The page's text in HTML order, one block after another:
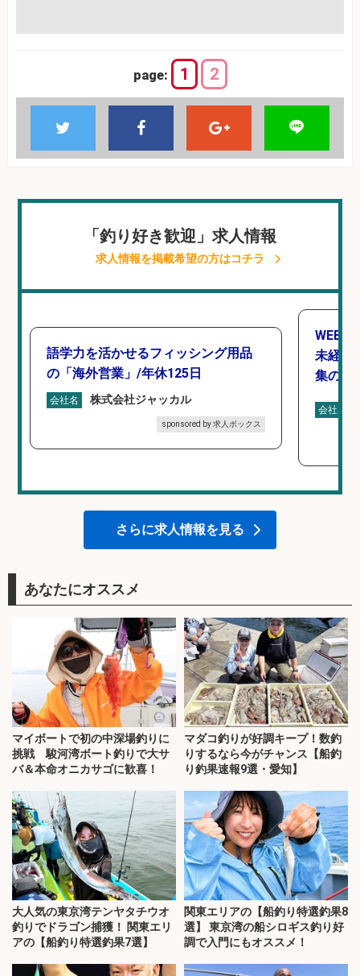
page: 1 2
「釣り好き歓迎」求人情報
求人情報を掲載希望の方はコチラ
語学力を活かせるフィッシング用品
の「海外営業」/年休125日
会社名 株式会社ジャッカル
sponsored by 求人ボックス
WEBデ
未経験
集のお
会社名
さらに求人情報を見る
あなたにオススメ
マイボートで初の中深場釣りに
挑戦 駿河湾ボート釣りで大サ
バ＆本命オニカサゴに歓喜！
マダコ釣りが好調キープ！数釣
りするなら今がチャンス【船釣
り釣果速報9選・愛知】
大人気の東京湾テンヤタチウオ
釣りでドラゴン捕獲！ 関東エリ
アの【船釣り特選釣果7選】
関東エリアの【船釣り特選釣果8
選】 東京湾の船シロギス釣り好
調で入門にもオススメ！